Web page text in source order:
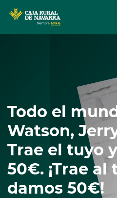
Todo el
Watson,
Trae el tuyo
50€. ¡Trae al
damos 50€!